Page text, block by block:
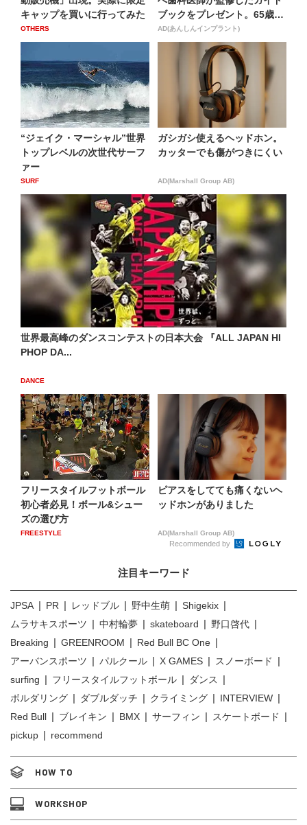
キャップを買いに行ってみた
OTHERS
ブックをプレゼント。65歳
以...
AD(あんしんインプラント)
“ジェイク・マーシャル”世界
トップレベルの次世代サーフ
ァー
SURF
ガシガシ使えるヘッドホン。
カッターでも傷がつきにくい
AD(Marshall Group AB)
世界最高峰のダンスコンテストの日本大会 『ALL JAPAN HI
PHOP DA...
DANCE
フリースタイルフットボール
初心者必見！ボール&シュー
ズの選び方
FREESTYLE
ピアスをしてても痛くないヘ
ッドホンがありました
AD(Marshall Group AB)
Recommended by
注目キーワード
JPSA PR レッドブル 野中生萌
Shigekix
ムラサキスポーツ
中村輪夢 skateboard
野口啓代
Breaking
GREENROOM
Red Bull BC One
アーバンスポーツ
パルクール X GAMES
スノーボード
surfing
フリースタイルフットボール
ダンス
ボルダリング
ダブルダッチ クライミング
INTERVIEW
Red Bull
ブレイキン BMX サーフィン
スケートボード
pickup
recommend
HOW TO
WORKSHOP